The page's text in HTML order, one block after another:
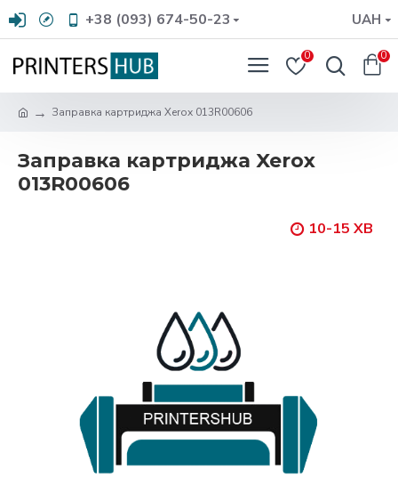
+38 (093) 674-50-23 UAH
0 0
Заправка картриджа Xerox 013R00606
Заправка картриджа Xerox
013R00606
10-15 ХВ